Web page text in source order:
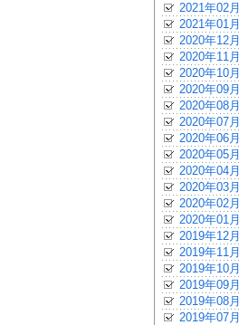
2021年02月
2021年01月
2020年12月
2020年11月
2020年10月
2020年09月
2020年08月
2020年07月
2020年06月
2020年05月
2020年04月
2020年03月
2020年02月
2020年01月
2019年12月
2019年11月
2019年10月
2019年09月
2019年08月
2019年07月